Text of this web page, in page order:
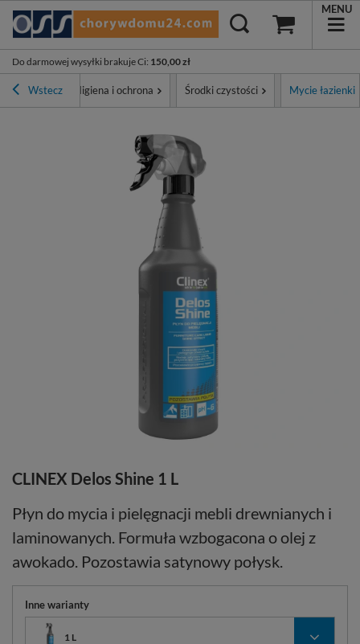
Do darmowej wysyłki brakuje Ci: 150,00 zł
MENU
Wstecz
główna Higiena i ochrona Środki czystości Mycie łazienki
CLINEX Delos Shine 1 L
Płyn do mycia i pielęgnacji mebli drewnianych i
laminowanych. Formuła wzbogacona o olej z
awokado. Pozostawia satynowy połysk.
Inne warianty
1 L